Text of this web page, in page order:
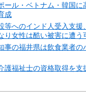
ール・ベトナム・韓国
成
等へのインド人受入支援
り女性は酷い被害に遭う
事の福井県は飲食業者の
護福祉士の資格取得を支